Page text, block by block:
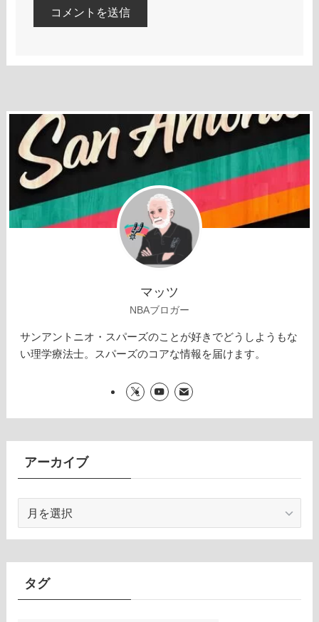
マッツ
NBAブロガー
サンアントニオ・スパーズのことが好きでどうしようもな
い理学療法士。スパーズのコアな情報を届けます。
アーカイブ
カ
イ
タグ